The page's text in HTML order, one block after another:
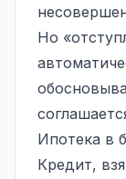
Но
Ипотека в
Кредит,